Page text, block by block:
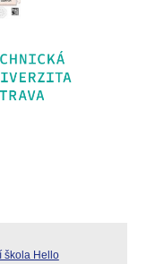
škola Hello